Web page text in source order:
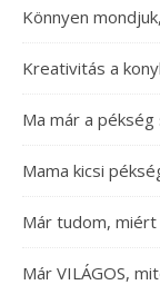
Könnyen
Kreativitás a
Ma már a pékség
Mama kicsi
Már tudom,
Már VILÁGOS,